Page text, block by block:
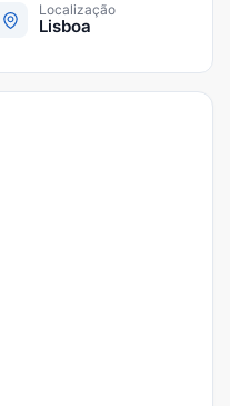
Localização
Lisboa